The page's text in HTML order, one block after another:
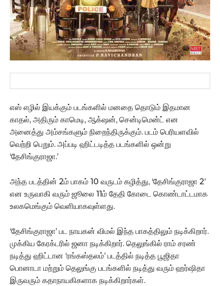
எஸ் எழில் இயக்கும் படங்களில் மனதை தொடும் இதமான
காதல், அதிரும் காமெடி, ஆக்‌ஷன், சென்டிமென்ட் என
அனைத்து அம்சங்களும் நிறைந்திருக்கும். படம் பெரியளவில்
வெற்றி பெறும். அப்படி ஹிட்டடித்த படங்களில் ஒன்று
‘தேசிங்குராஜா.’
அந்த படத்தின் 2ம் பாகம் 10 வருடம் கழித்து, ‘தேசிங்குராஜா 2’
என உருவாகி வரும் ஜூலை 11ம் தேதி கோடை கொண்டாட்டமாக
உலகமெங்கும் வெளியாகவுள்ளது.
‘தேசிங்குராஜா’ பட நாயகன் விமல் இந்த பாகத்திலும் நடிக்கிறார்.
முக்கிய கேரக்டரில் ஜனா நடிக்கிறார். தெலுங்கில் ராம் சரண்
நடித்து ஹிட்டான ‘ரங்கஸ்தலம்’ படத்தில் நடித்த பூஜிதா
பொனாடா மற்றும் தெலுங்கு படங்களில் நடித்து வரும் ஹர்ஷிதா
இருவரும் கதாநாயகிகளாக நடிக்கிறார்கள்.